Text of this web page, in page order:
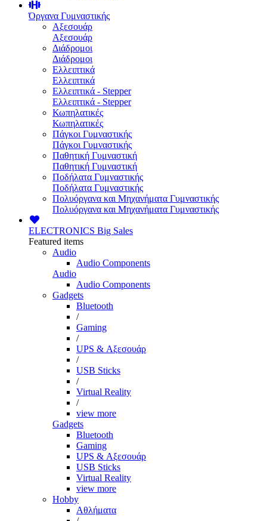
Όργανα Γυμναστικής
Αξεσουάρ
Αξεσουάρ
Διάδρομοι
Διάδρομοι
Ελλειπτικά
Ελλειπτικά
Ελλειπτικά - Stepper
Ελλειπτικά - Stepper
Κωπηλατικές
Κωπηλατικές
Πάγκοι Γυμναστικής
Πάγκοι Γυμναστικής
Παθητική Γυμναστική
Παθητική Γυμναστική
Ποδήλατα Γυμναστικής
Ποδήλατα Γυμναστικής
Πολυόργανα και Μηχανήματα Γυμναστικής
Πολυόργανα και Μηχανήματα Γυμναστικής
ELECTRONICS Big Sales
Featured items
Audio
Audio Components
Audio
Audio Components
Gadgets
Bluetooth
/
Gaming
/
UPS & Αξεσουάρ
/
USB Sticks
/
Virtual Reality
/
view more
Gadgets
Bluetooth
Gaming
UPS & Αξεσουάρ
USB Sticks
Virtual Reality
view more
Hobby
Αθλήματα